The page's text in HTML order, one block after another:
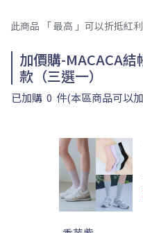
此商品 「 最高 」可以折抵紅利
加價購-MACACA
款（三選一）
已加購 0 件(本區商品可以